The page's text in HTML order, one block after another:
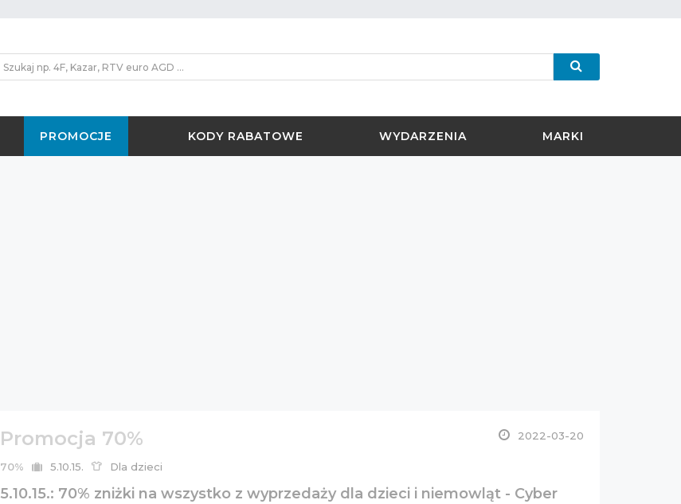
PROMOCJE KODY RABATOWE WYDARZENIA MARKI
Promocja 70% 2022-03-20
70% 5.10.15. Dla dzieci
5.10.15.: 70% zniżki na wszystko z wyprzedaży dla dzieci i niemowląt - Cyber